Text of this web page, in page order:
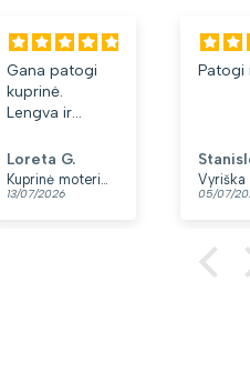
Gana patogi
kuprinė.
Lengva ir
Patinka, kad
yra du skyriai.
👍
Loreta G.
13/07/2026
Patogi
05/07/